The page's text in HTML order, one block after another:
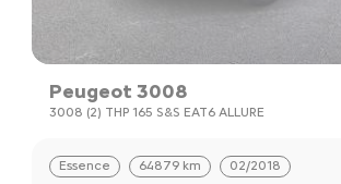
Peugeot 3008
3008 (2) THP 165 S&S EAT6 ALLURE
Essence 64879 km 02/2018